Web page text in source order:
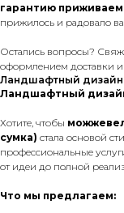
гарантию
прижилось и радовало
Остались вопросы?
оформлением доставки
Ландшафтный дизайн
Ландшафтный
Хотите, чтобы
сумка) стала основой
профессиональные
от идеи до полной
Что мы предлагаем: